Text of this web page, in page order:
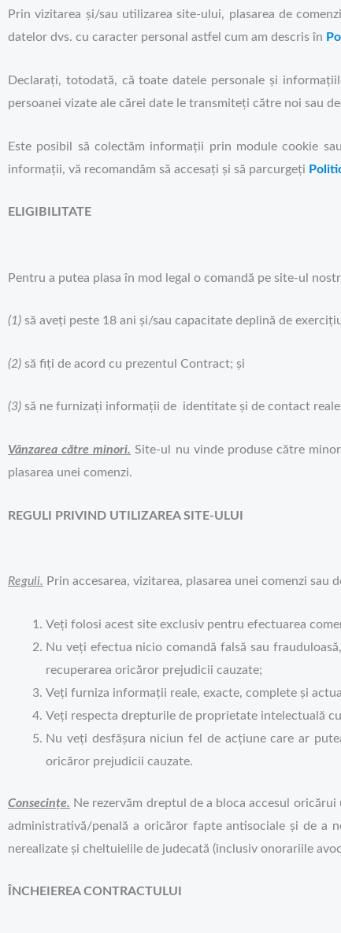
Prin vizitarea și/sau utilizarea site-ului, plasarea de
datelor dvs. cu caracter personal astfel cum am descris în
Declarați, totodată, că toate datele personale și
persoanei vizate ale cărei date le transmiteți către noi sau
Este posibil să colectăm informații prin module cookie
informații, vă recomandăm să accesați și să parcurgeți
ELIGIBILITATE
Pentru a putea plasa în mod legal o comandă pe site-ul
(1) să aveți peste 18 ani și/sau capacitate deplină de
(2) să fiți de acord cu prezentul Contract; și
(3) să ne furnizați informații de identitate și de contact
Vânzarea către minori. Site-ul nu vinde produse către
plasarea unei comenzi.
REGULI PRIVIND UTILIZAREA SITE-ULUI
Reguli. Prin accesarea, vizitarea, plasarea unei comenzi
Veți folosi acest site exclusiv pentru efectuarea
Nu veți efectua nicio comandă falsă sau
recuperarea oricăror prejudicii cauzate;
Veți furniza informații reale, exacte, complete și
Veți respecta drepturile de proprietate intelectuală
Nu veți desfășura niciun fel de acțiune care ar
oricăror prejudicii cauzate.
Consecințe. Ne rezervăm dreptul de a bloca accesul
administrativă/penală a oricăror fapte antisociale și de a
nerealizate și cheltuielile de judecată (inclusiv onorariile
ÎNCHEIEREA CONTRACTULUI